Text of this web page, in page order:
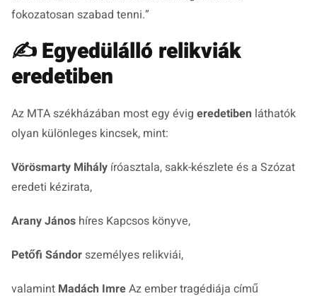
fokozatosan szabad tenni.”
✍️Egyedülálló relikviák
eredetiben
Az MTA székházában most egy évig eredetiben láthatók
olyan különleges kincsek, mint:
Vörösmarty Mihály íróasztala, sakk-készlete és a Szózat
eredeti kézirata,
Arany János híres Kapcsos könyve,
Petőfi Sándor személyes relikviái,
valamint Madách ImreAz ember tragédiája című